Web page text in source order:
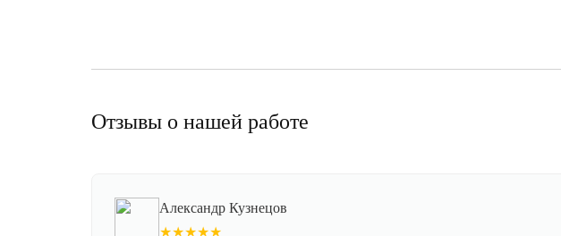
Отзывы о нашей работе
Александр Кузнецов
★★★★★